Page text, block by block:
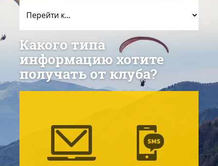
Какого типа
информацию хотите
получать от клуба?